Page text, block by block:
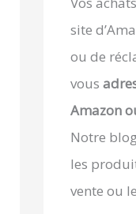
site
ou de
vous
Amazon
Notre
les
vente ou